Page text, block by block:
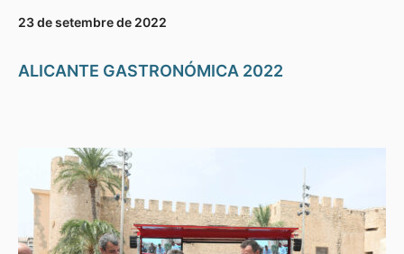
23 de setembre de 2022
ALICANTE GASTRONÓMICA 2022